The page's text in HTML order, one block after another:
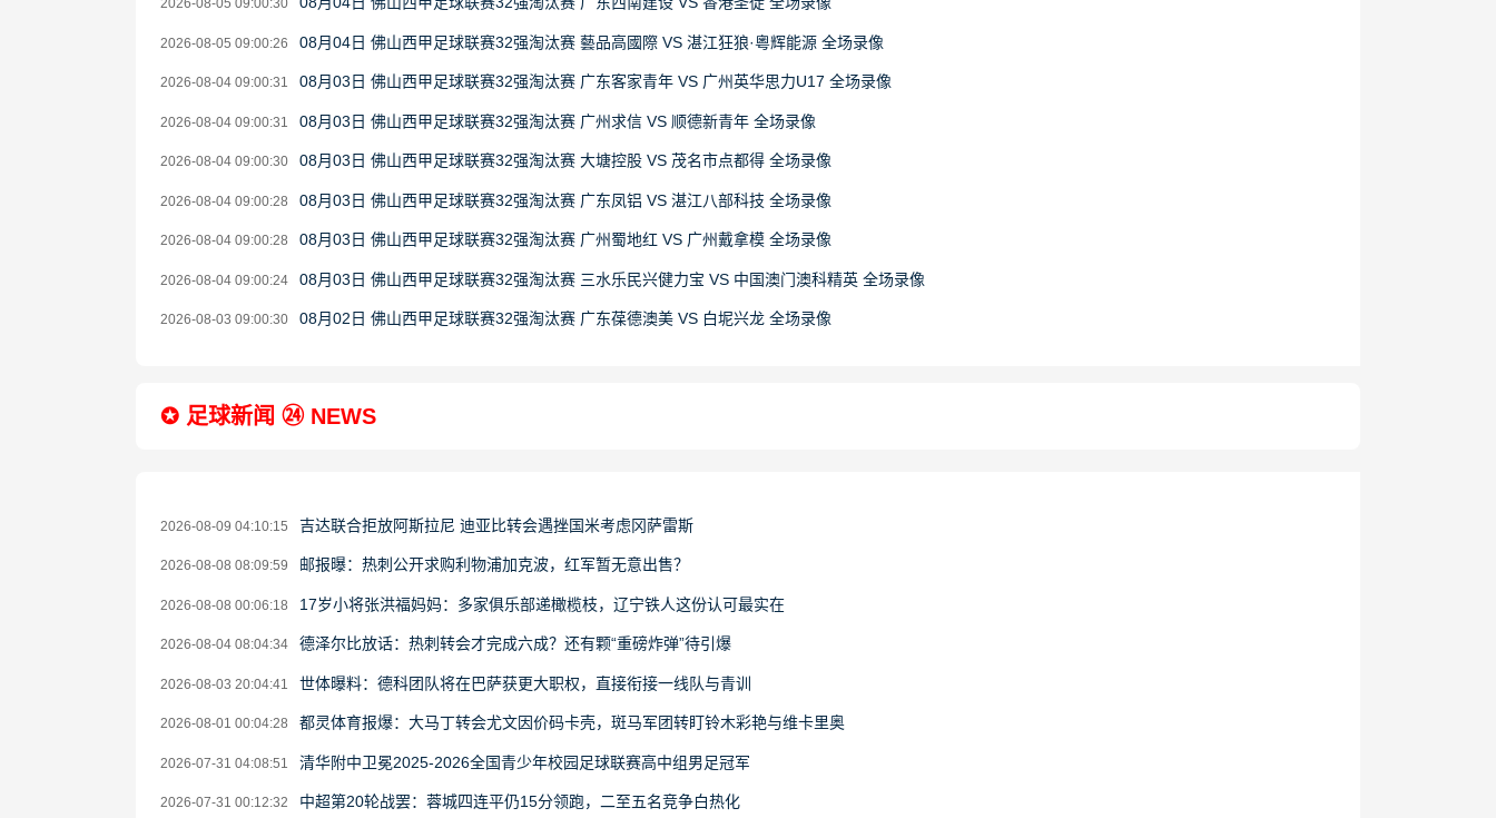
2026-08-05 09:00:30
2026-08-05 09:00:26 08月04日 佛山西甲足球联赛32强淘汰赛 藝品高國際 VS 湛江狂狼·粵辉能源 全场录像
2026-08-04 09:00:31 08月03日 佛山西甲足球联赛32强淘汰赛 广东客家青年 VS 广州英华思力U17 全场录像
2026-08-04 09:00:31 08月03日 佛山西甲足球联赛32强淘汰赛 广州求信 VS 顺德新青年 全场录像
2026-08-04 09:00:30 08月03日 佛山西甲足球联赛32强淘汰赛 大塘控股 VS 茂名市点都得 全场录像
2026-08-04 09:00:28 08月03日 佛山西甲足球联赛32强淘汰赛 广东凤铝 VS 湛江八部科技 全场录像
2026-08-04 09:00:28 08月03日 佛山西甲足球联赛32强淘汰赛 广州蜀地红 VS 广州戴拿模 全场录像
2026-08-04 09:00:24 08月03日 佛山西甲足球联赛32强淘汰赛 三水乐民兴健力宝 VS 中国澳门澳科精英 全场录像
2026-08-03 09:00:30 08月02日 佛山西甲足球联赛32强淘汰赛 广东葆德澳美 VS 白坭兴龙 全场录像
✪ 足球新闻 ㉔ NEWS
2026-08-09 04:10:15 吉达联合拒放阿斯拉尼 迪亚比转会遇挫国米考虑冈萨雷斯
2026-08-08 08:09:59 邮报曝：热刺公开求购利物浦加克波，红军暂无意出售？
2026-08-08 00:06:18 17岁小将张洪福妈妈：多家俱乐部递橄榄枝，辽宁铁人这份认可最实在
2026-08-04 08:04:34 德泽尔比放话：热刺转会才完成六成？还有颗“重磅炸弹”待引爆
2026-08-03 20:04:41 世体曝料：德科团队将在巴萨获更大职权，直接衔接一线队与青训
2026-08-01 00:04:28 都灵体育报爆：大马丁转会尤文因价码卡壳，斑马军团转盯铃木彩艳与维卡里奥
2026-07-31 04:08:51 清华附中卫冕2025-2026全国青少年校园足球联赛高中组男足冠军
2026-07-31 00:12:32 中超第20轮战罢：蓉城四连平仍15分领跑，二至五名竞争白热化